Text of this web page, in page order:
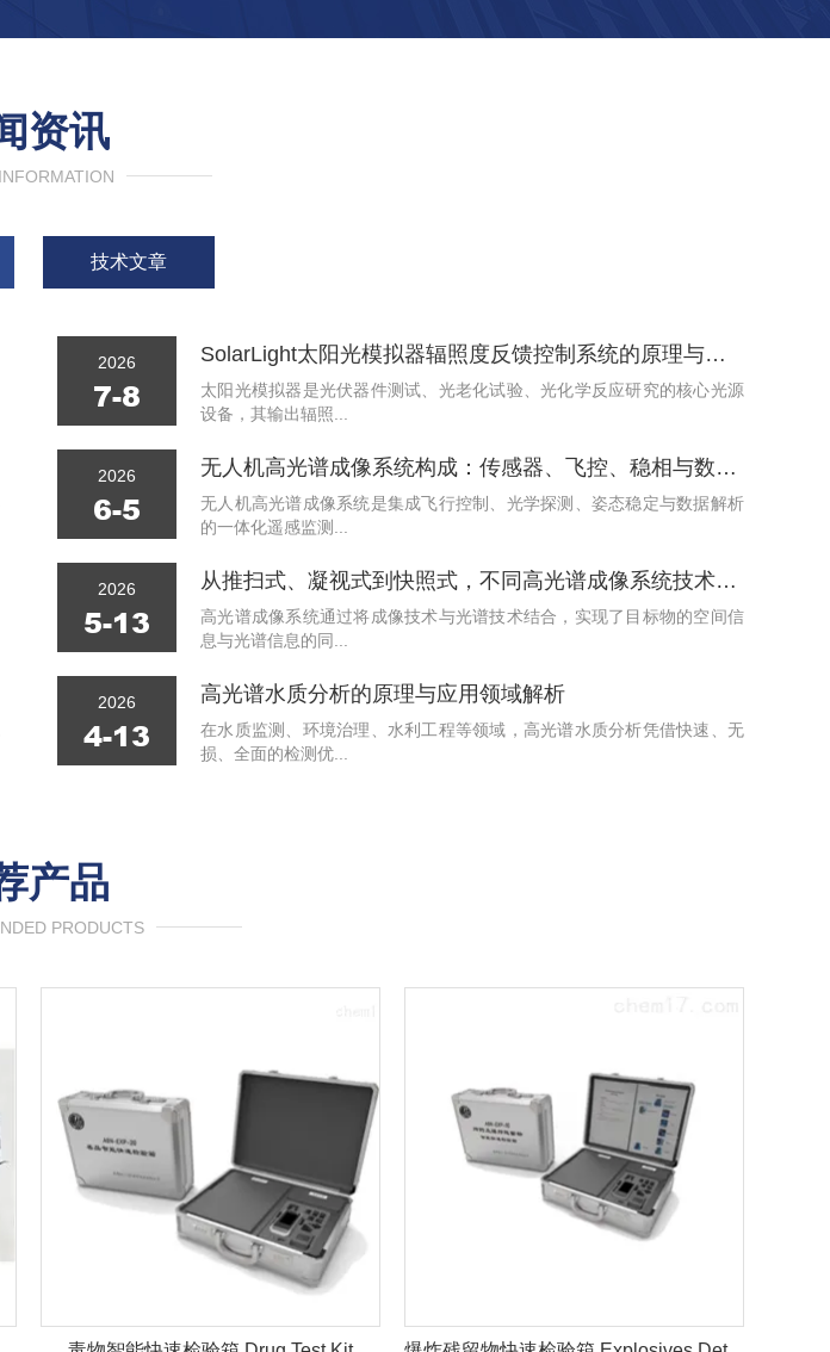
资讯
技术文章
2026
7-8
SolarLight太阳光模拟器辐照度反馈控制系统的原理与调节
太阳光模拟器是光伏器件测试、光老化试验、光化学反应研究的核心光源
设备，其输出辐照...
2026
6-5
无人机高光谱成像系统构成：传感器、飞控、稳相与数据处理
无人机高光谱成像系统是集成飞行控制、光学探测、姿态稳定与数据解析
的一体化遥感监测...
2026
5-13
从推扫式、凝视式到快照式，不同高光谱成像系统技术路线解析
高光谱成像系统通过将成像技术与光谱技术结合，实现了目标物的空间信
息与光谱信息的同...
2026
4-13
高光谱水质分析的原理与应用领域解析
在水质监测、环境治理、水利工程等领域，高光谱水质分析凭借快速、无
损、全面的检测优...
产品
PRODUCTS